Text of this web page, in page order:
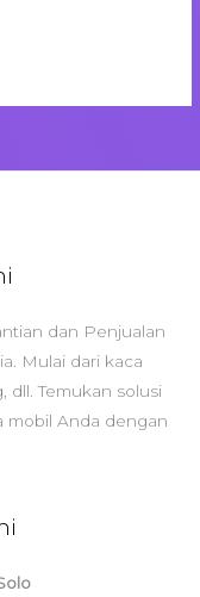
dan Penjualan
Mulai dari kaca
dll. Temukan solusi
mobil Anda dengan